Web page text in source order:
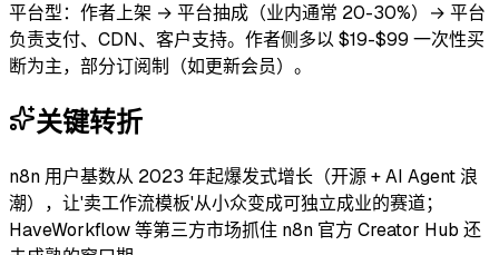
平台型：作者上架 → 平台抽成（业内通常 20-30%）→ 平台
负责支付、CDN、客户支持。作者侧多以 $19-$99 一次性买
断为主，部分订阅制（如更新会员）。
关键转折
n8n 用户基数从 2023 年起爆发式增长（开源 + AI Agent 浪
潮），让'卖工作流模板'从小众变成可独立成业的赛道；
HaveWorkflow 等第三方市场抓住 n8n 官方 Creator Hub 还